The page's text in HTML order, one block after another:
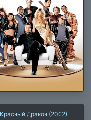
Красный Дракон (2002)